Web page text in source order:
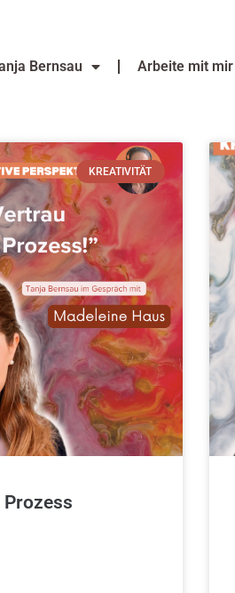
Bernsau Arbeite mit mir
KREATIVITÄT